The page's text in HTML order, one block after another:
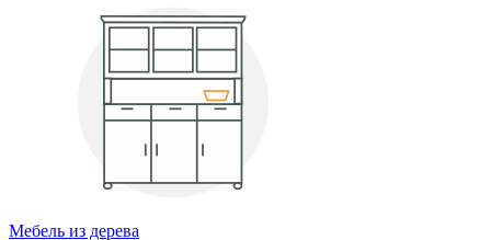
Мебель из дерева